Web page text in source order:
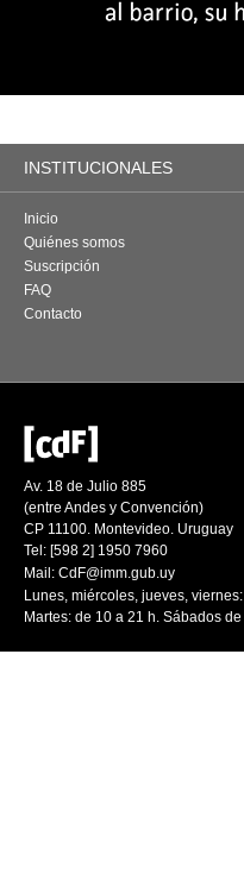
INSTITUCIONALES
Inicio
Quiénes somos
Suscripción
FAQ
Contacto
Av. 18 de Julio 885
(entre Andes y Convención)
CP 11100. Montevideo. Uruguay
Tel: [598 2] 1950 7960
Mail: CdF@imm.gub.uy
Lunes, miércoles, jueves,
Martes: de 10 a 21 h. Sábados